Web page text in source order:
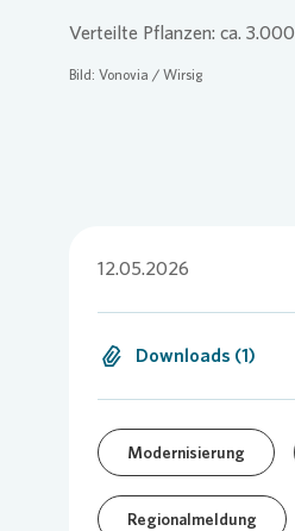
Verteilte Pflanzen: ca. 3.000
Bild: Vonovia / Wirsig
12.05.2026
Downloads (1)
Modernisierung
Regionalmeldung